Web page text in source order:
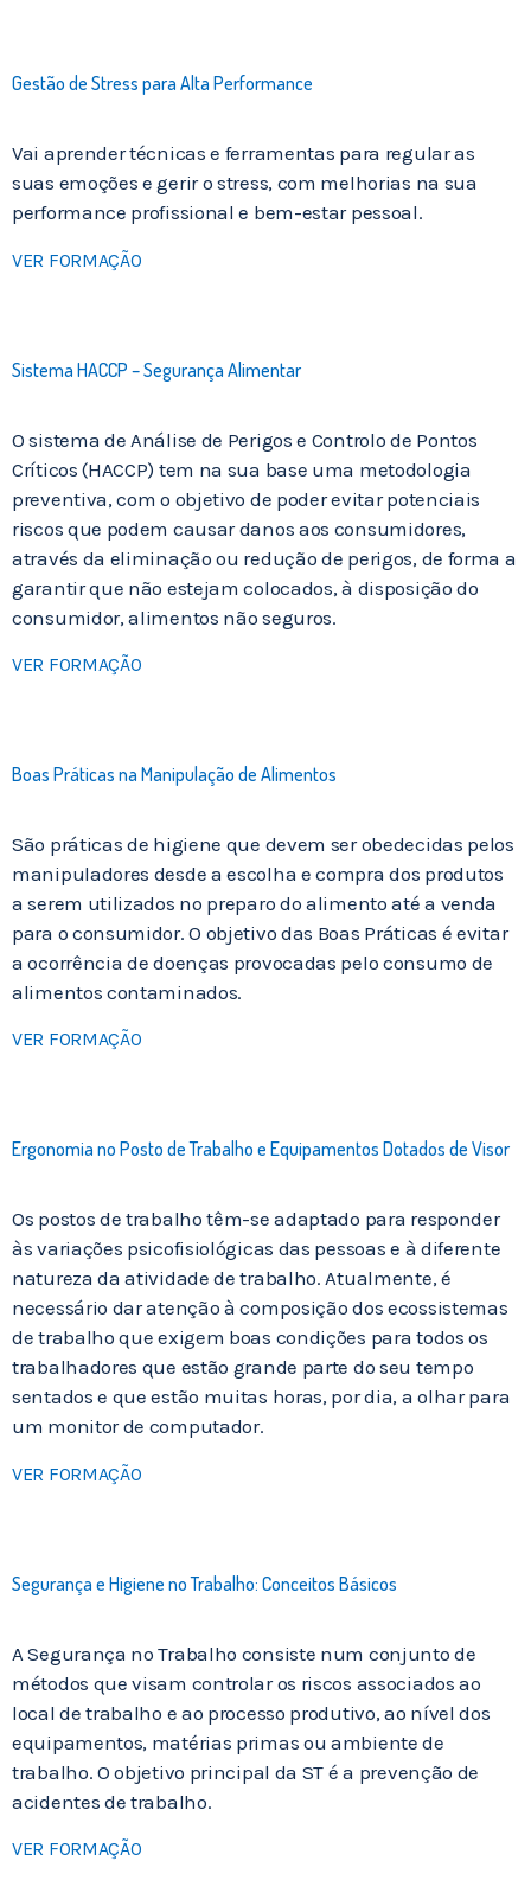
Gestão de Stress para Alta Performance
Vai aprender técnicas e ferramentas para regular as
suas emoções e gerir o stress, com melhorias na sua
performance profissional e bem-estar pessoal.
VER FORMAÇÃO
Sistema HACCP – Segurança Alimentar
O sistema de Análise de Perigos e Controlo de Pontos
Críticos (HACCP) tem na sua base uma metodologia
preventiva, com o objetivo de poder evitar potenciais
riscos que podem causar danos aos consumidores,
através da eliminação ou redução de perigos, de forma a
garantir que não estejam colocados, à disposição do
consumidor, alimentos não seguros.
VER FORMAÇÃO
Boas Práticas na Manipulação de Alimentos
São práticas de higiene que devem ser obedecidas pelos
manipuladores desde a escolha e compra dos produtos
a serem utilizados no preparo do alimento até a venda
para o consumidor. O objetivo das Boas Práticas é evitar
a ocorrência de doenças provocadas pelo consumo de
alimentos contaminados.
VER FORMAÇÃO
Ergonomia no Posto de Trabalho e Equipamentos Dotados de Visor
Os postos de trabalho têm-se adaptado para responder
às variações psicofisiológicas das pessoas e à diferente
natureza da atividade de trabalho. Atualmente, é
necessário dar atenção à composição dos ecossistemas
de trabalho que exigem boas condições para todos os
trabalhadores que estão grande parte do seu tempo
sentados e que estão muitas horas, por dia, a olhar para
um monitor de computador.
VER FORMAÇÃO
Segurança e Higiene no Trabalho: Conceitos Básicos
A Segurança no Trabalho consiste num conjunto de
métodos que visam controlar os riscos associados ao
local de trabalho e ao processo produtivo, ao nível dos
equipamentos, matérias primas ou ambiente de
trabalho. O objetivo principal da ST é a prevenção de
acidentes de trabalho.
VER FORMAÇÃO